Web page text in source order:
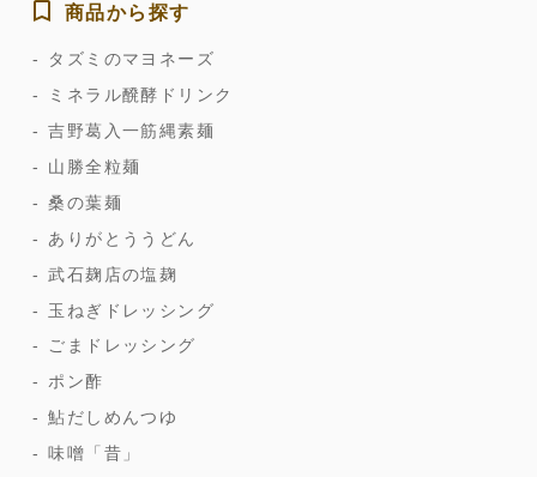
商品から探す
タズミのマヨネーズ
ミネラル醗酵ドリンク
吉野葛入一筋縄素麺
山勝全粒麺
桑の葉麺
ありがとううどん
武石麹店の塩麹
玉ねぎドレッシング
ごまドレッシング
ポン酢
鮎だしめんつゆ
味噌「昔」